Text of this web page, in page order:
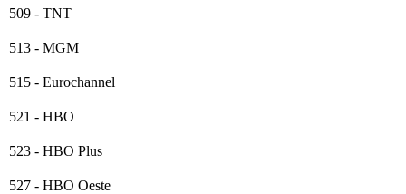
509 - TNT
513 - MGM
515 - Eurochannel
521 - HBO
523 - HBO Plus
527 - HBO Oeste